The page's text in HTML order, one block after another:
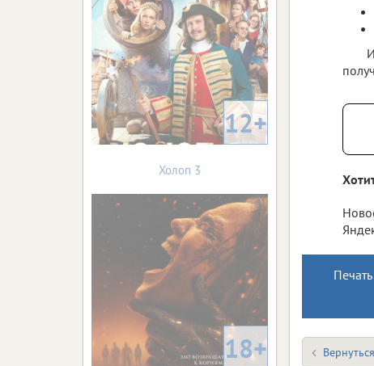
Печать
12+
Холоп 3
18+